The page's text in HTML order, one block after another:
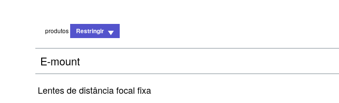
produtos Restringir
E-mount
Lentes de distância focal fixa